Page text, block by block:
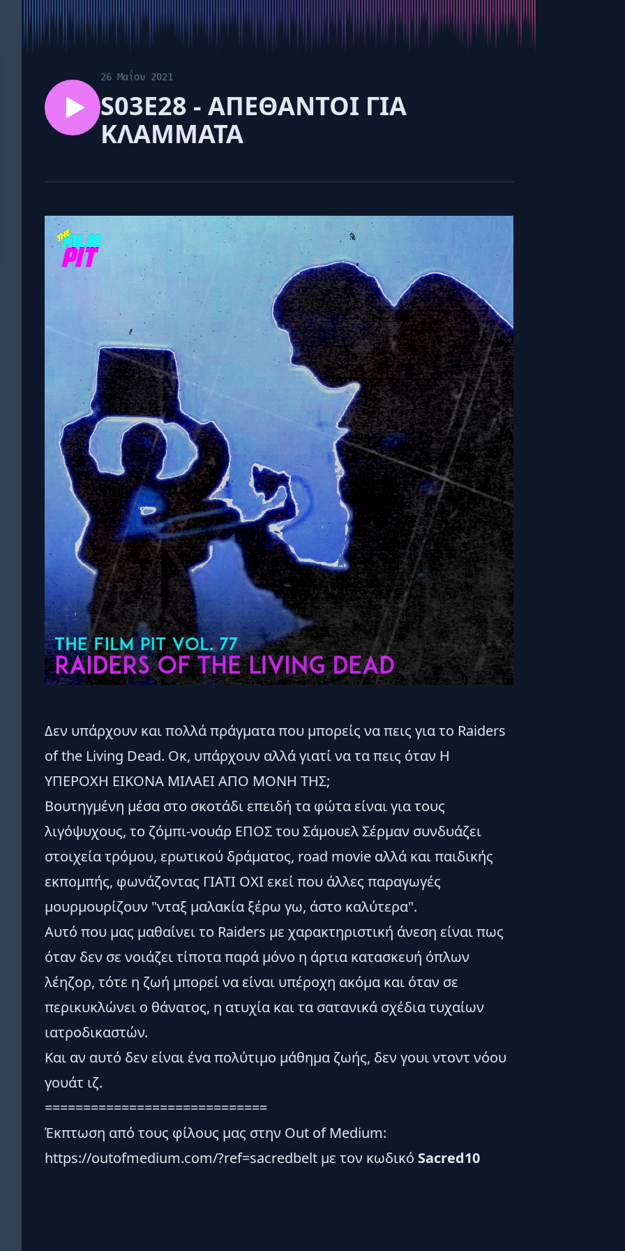
S03E28 - ΑΠΕΘΑΝΤΟΙ ΓΙΑ
ΚΛΑΜΜΑΤΑ
26 Μαΐου 2021
Δεν υπάρχουν και πολλά πράγματα που μπορείς να πεις για το Raiders
of the Living Dead. Οκ, υπάρχουν αλλά γιατί να τα πεις όταν Η
ΥΠΕΡΟΧΗ ΕΙΚΟΝΑ ΜΙΛΑΕΙ ΑΠΟ ΜΟΝΗ ΤΗΣ;
Βουτηγμένη μέσα στο σκοτάδι επειδή τα φώτα είναι για τους
λιγόψυχους, το ζόμπι-νουάρ ΕΠΟΣ του Σάμουελ Σέρμαν συνδυάζει
στοιχεία τρόμου, ερωτικού δράματος, road movie αλλά και παιδικής
εκπομπής, φωνάζοντας ΓΙΑΤΙ ΟΧΙ εκεί που άλλες παραγωγές
μουρμουρίζουν "νταξ μαλακία ξέρω γω, άστο καλύτερα".
Αυτό που μας μαθαίνει το Raiders με χαρακτηριστική άνεση είναι πως
όταν δεν σε νοιάζει τίποτα παρά μόνο η άρτια κατασκευή όπλων
λέηζορ, τότε η ζωή μπορεί να είναι υπέροχη ακόμα και όταν σε
περικυκλώνει ο θάνατος, η ατυχία και τα σατανικά σχέδια τυχαίων
ιατροδικαστών.
Και αν αυτό δεν είναι ένα πολύτιμο μάθημα ζωής, δεν γουι ντοντ νόου
γουάτ ιζ.
=============================
Έκπτωση από τους φίλους μας στην Out of Medium:
https://outofmedium.com/?ref=sacredbelt με τον κωδικό Sacred10